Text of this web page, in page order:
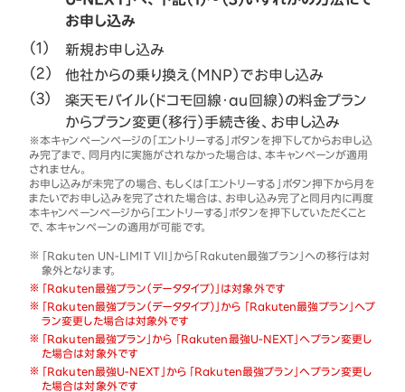
お申し込み
新規お申し込み
他社からの乗り換え（MNP）でお申し込み
楽天モバイル（ドコモ回線・au回線）の料金プラン
からプラン変更（移行）手続き後、お申し込み
※本キャンペーンページの「エントリーする」ボタンを押下してからお申し込
み完了まで、同月内に実施がされなかった場合は、本キャンペーンが適用
されません。
お申し込みが未完了の場合、もしくは「エントリーする」ボタン押下から月を
またいでお申し込みを完了された場合は、お申し込み完了と同月内に再度
本キャンペーンページから「エントリーする」ボタンを押下していただくこと
で、本キャンペーンの適用が可能です。
「Rakuten UN-LIMIT VII」から「Rakuten最強プラン」への移行は対
象外となります。
「Rakuten最強プラン（データタイプ）」は対象外です
「Rakuten最強プラン（データタイプ）」から 「Rakuten最強プラン」へプ
ラン変更した場合は対象外です
「Rakuten最強プラン」から 「Rakuten最強U-NEXT」へプラン変更し
た場合は対象外です
「Rakuten最強U-NEXT」から 「Rakuten最強プラン」へプラン変更し
た場合は対象外です